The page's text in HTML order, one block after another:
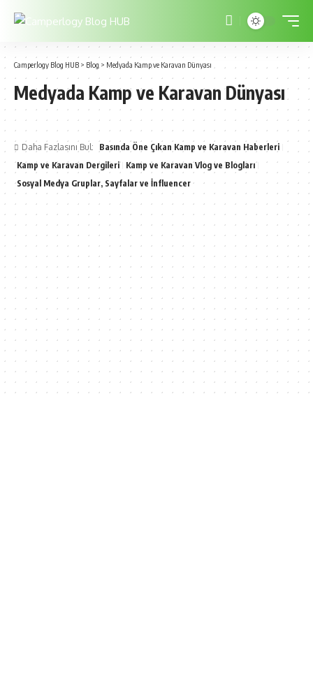
Camperlogy Blog HUB > Blog > Medyada Kamp ve Karavan Dünyası
Medyada Kamp ve Karavan Dünyası
Daha Fazlasını Bul:
Basında Öne Çıkan Kamp ve Karavan Haberleri
Kamp ve Karavan Dergileri
Kamp ve Karavan Vlog ve Blogları
Sosyal Medya Gruplar, Sayfalar ve İnfluencer